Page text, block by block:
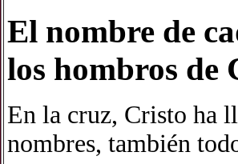
El nombre de
los hombros de
En la cruz, Cristo ha
nombres, también